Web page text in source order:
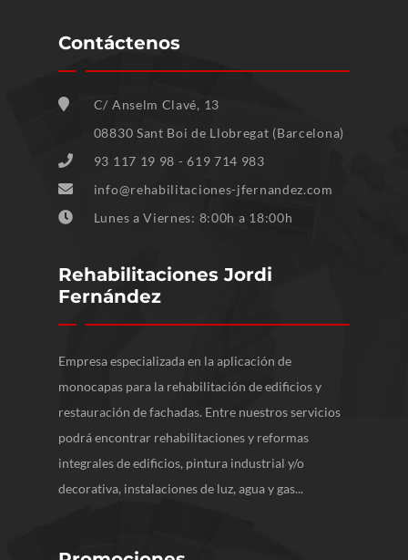
Contáctenos
C/ Anselm Clavé, 13
08830 Sant Boi de Llobregat (Barcelona)
93 117 19 98 - 619 714 983
info@rehabilitaciones-jfernandez.com
Lunes a Viernes: 8:00h a 18:00h
Rehabilitaciones Jordi
Fernández
Empresa especializada en la aplicación de
monocapas para la rehabilitación de edificios y
restauración de fachadas. Entre nuestros servicios
podrá encontrar rehabilitaciones y reformas
integrales de edificios, pintura industrial y/o
decorativa, instalaciones de luz, agua y gas...